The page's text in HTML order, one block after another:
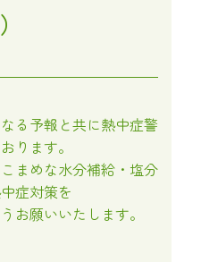
る予報と共に熱中症警
ります。
まめな水分補給・塩分
症対策を
お願いいたします。